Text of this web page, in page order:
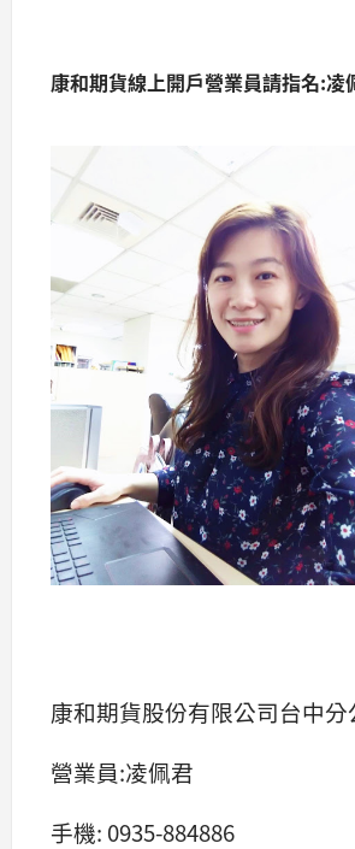
康和期貨線上開戶營業員請指名:凌
康和期貨股份有限公司台中分
營業員:凌佩君
手機: 0935-884886